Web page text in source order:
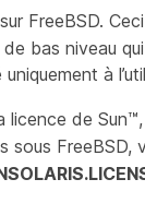
FreeBSD.
bas niveau
à
licence de
sous FreeBSD,